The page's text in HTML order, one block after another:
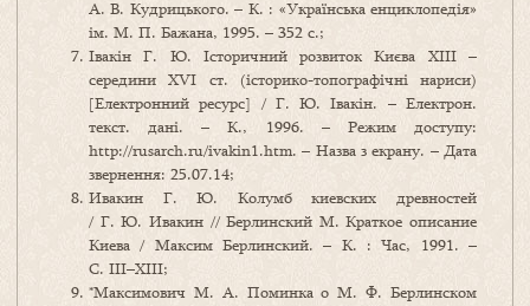
А. В. Кудрицького. – К. : «Українська енциклопедія»
ім. М. П. Бажана, 1995. – 352 с.;
Івакін Г. Ю. Історичний розвиток Києва XIII –
середини XVI ст. (історико-топографічні нариси)
[Електронний ресурс] / Г. Ю. Івакін. – Електрон.
текст. дані. – К., 1996. – Режим доступу:
http://rusarch.ru/ivakin1.htm. – Назва з екрану. – Дата
звернення: 25.07.14;
Ивакин Г. Ю. Колумб киевских древностей
/ Г. Ю. Ивакин // Берлинский М. Краткое описание
Киева / Максим Берлинский. – К. : Час, 1991. –
С. ІІІ–ХІІІ;
*Максимович М. А. Поминка о М. Ф. Берлинском